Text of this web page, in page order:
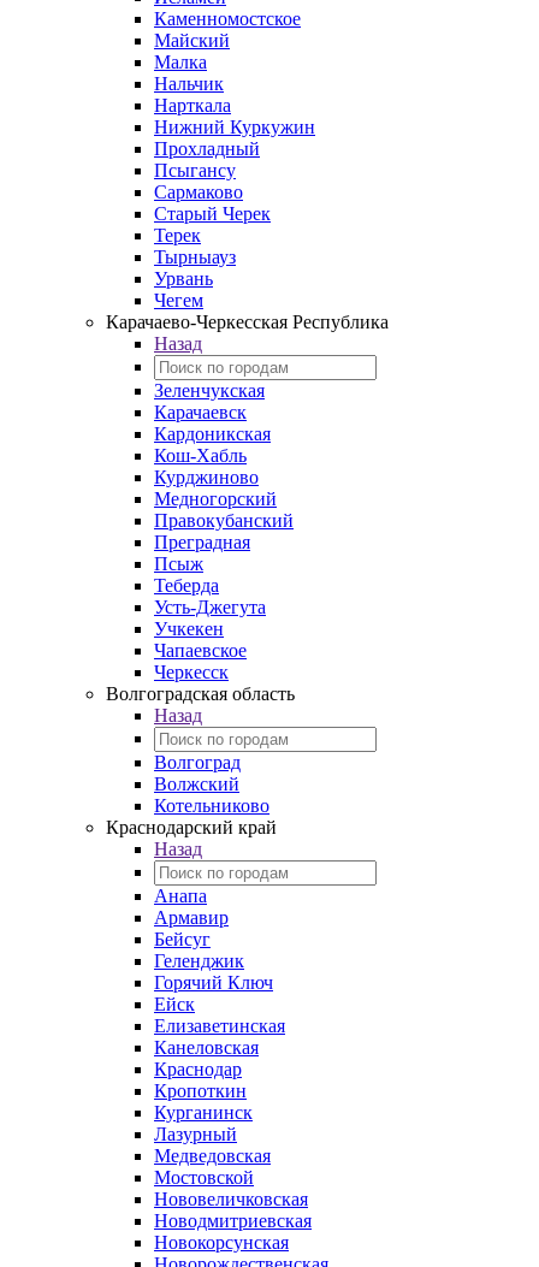
Каменномостское
Майский
Малка
Нальчик
Нарткала
Нижний Куркужин
Прохладный
Псыгансу
Сармаково
Старый Черек
Терек
Тырныауз
Урвань
Чегем
Карачаево-Черкесская Республика
Назад
Зеленчукская
Карачаевск
Кардоникская
Кош-Хабль
Курджиново
Медногорский
Правокубанский
Преградная
Псыж
Теберда
Усть-Джегута
Учкекен
Чапаевское
Черкесск
Волгоградская область
Назад
Волгоград
Волжский
Котельниково
Краснодарский край
Назад
Анапа
Армавир
Бейсуг
Геленджик
Горячий Ключ
Ейск
Елизаветинская
Канеловская
Краснодар
Кропоткин
Курганинск
Лазурный
Медведовская
Мостовской
Нововеличковская
Новодмитриевская
Новокорсунская